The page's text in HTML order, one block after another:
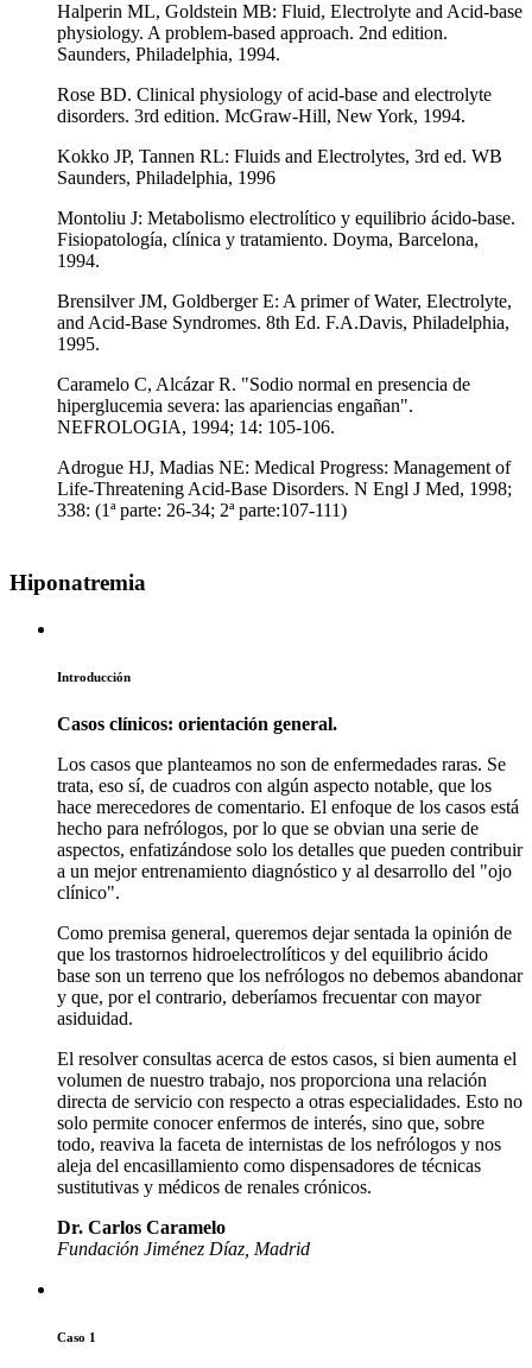
Halperin ML, Goldstein MB: Fluid, Electrolyte and Acid-base
physiology. A problem-based approach. 2nd edition.
Saunders, Philadelphia, 1994.
Rose BD. Clinical physiology of acid-base and electrolyte
disorders. 3rd edition. McGraw-Hill, New York, 1994.
Kokko JP, Tannen RL: Fluids and Electrolytes, 3rd ed. WB
Saunders, Philadelphia, 1996
Montoliu J: Metabolismo electrolítico y equilibrio ácido-base.
Fisiopatología, clínica y tratamiento. Doyma, Barcelona,
1994.
Brensilver JM, Goldberger E: A primer of Water, Electrolyte,
and Acid-Base Syndromes. 8th Ed. F.A.Davis, Philadelphia,
1995.
Caramelo C, Alcázar R. "Sodio normal en presencia de
hiperglucemia severa: las apariencias engañan".
NEFROLOGIA, 1994; 14: 105-106.
Adrogue HJ, Madias NE: Medical Progress: Management of
Life-Threatening Acid-Base Disorders. N Engl J Med, 1998;
338: (1ª parte: 26-34; 2ª parte:107-111)
Hiponatremia
Introducción
Casos clínicos: orientación general.
Los casos que planteamos no son de enfermedades raras. Se
trata, eso sí, de cuadros con algún aspecto notable, que los
hace merecedores de comentario. El enfoque de los casos está
hecho para nefrólogos, por lo que se obvian una serie de
aspectos, enfatizándose solo los detalles que pueden contribuir
a un mejor entrenamiento diagnóstico y al desarrollo del "ojo
clínico".
Como premisa general, queremos dejar sentada la opinión de
que los trastornos hidroelectrolíticos y del equilibrio ácido
base son un terreno que los nefrólogos no debemos abandonar
y que, por el contrario, deberíamos frecuentar con mayor
asiduidad.
El resolver consultas acerca de estos casos, si bien aumenta el
volumen de nuestro trabajo, nos proporciona una relación
directa de servicio con respecto a otras especialidades. Esto no
solo permite conocer enfermos de interés, sino que, sobre
todo, reaviva la faceta de internistas de los nefrólogos y nos
aleja del encasillamiento como dispensadores de técnicas
sustitutivas y médicos de renales crónicos.
Dr. Carlos Caramelo
Fundación Jiménez Díaz, Madrid
Caso 1